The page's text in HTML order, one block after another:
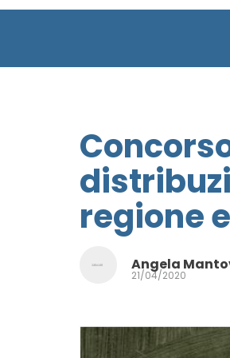
regione
Angela
21/04/2020